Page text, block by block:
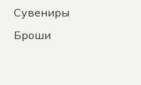
Сувениры
Броши